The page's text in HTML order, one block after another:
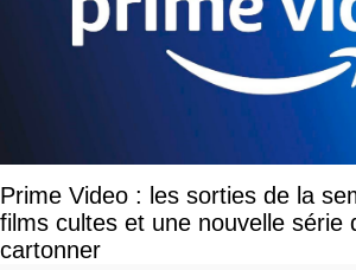
Prime Video : les sorties de la
films cultes et une nouvelle série
cartonner